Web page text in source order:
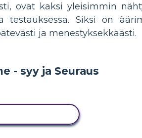
ovat kaksi yleisimmin
testauksessa. Siksi on
ja menestyksekkäästi.